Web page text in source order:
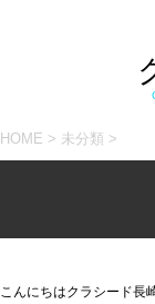
HOME > 未分類 >
こんにちはクラシード長